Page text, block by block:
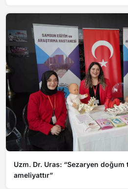
Uzm. Dr. Uras: “Sezaryen
ameliyattır”